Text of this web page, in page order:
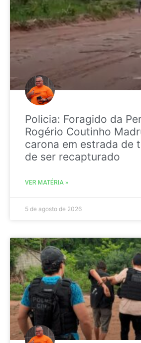
Policia: Foragido da
Rogério Coutinho
carona em estrada de
de ser recapturado
VER MATÉRIA »
5 de agosto de 2026